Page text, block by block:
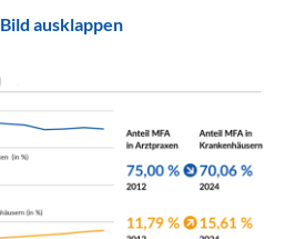
Bild ausklappen